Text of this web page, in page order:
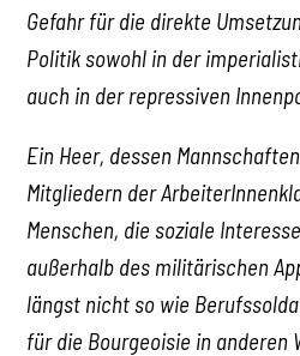
Gefahr für die direkte
Politik sowohl in der
auch in der repressiven
Ein Heer, dessen
Mitgliedern der
Menschen, die soziale
außerhalb des militärischen
längst nicht so wie
für die Bourgeoisie in anderen